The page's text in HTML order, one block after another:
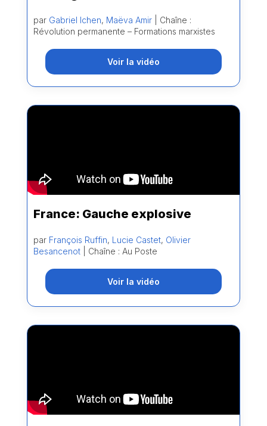
par Gabriel Ichen, Maëva Amir| Chaîne :
Révolution permanente – Formations marxistes
Voir la vidéo
France: Gauche explosive
par François Ruffin, Lucie Castet, Olivier
Besancenot| Chaîne : Au Poste
Voir la vidéo